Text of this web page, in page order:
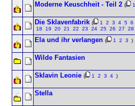
Moderne Keuschheit - Teil 2 ( 1
Die Sklavenfabrik ( 1 2 3 4 5 6
18
19 20 21 22 23 24 25 26 27 28
Ela und ihr verlangen ( 1 2 3 )
Wilde Fantasien
Sklavin Leonie ( 1 2 3 4 )
Stella